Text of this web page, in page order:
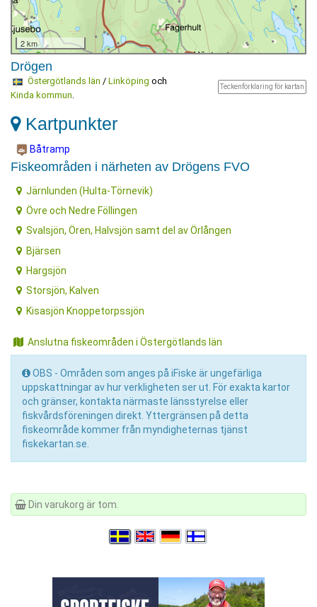
2 km
Drögen
Teckenförklaring för kartan
Östergötlands län / Linköping och
Kinda kommun.
Kartpunkter
Båtramp
Fiskeområden i närheten av Drögens FVO
Järnlunden (Hulta-Törnevik)
Övre och Nedre Föllingen
Svalsjön, Ören, Halvsjön samt del av Örlången
Bjärsen
Hargsjön
Storsjön, Kalven
Kisasjön Knoppetorpssjön
Anslutna fiskeområden i Östergötlands län
OBS - Områden som anges på iFiske är ungefärliga
uppskattningar av hur verkligheten ser ut. För exakta kartor
och gränser, kontakta närmaste länsstyrelse eller
fiskvårdsföreningen direkt. Yttergränsen på detta
fiskeområde kommer från myndigheternas tjänst
fiskekartan.se.
Din varukorg är tom.